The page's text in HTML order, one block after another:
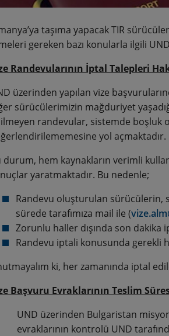
taşıma yapacak TIR
gereken bazı konularla ilgili
Randevularının İptal Talepleri
üzerinden yapılan vize
sürücülerimizin mağduriyet
randevular, sistemde boşluk
yol açmaktadır.
durum, hem kaynakların verimli
yaratmaktadır. Bu nedenle;
Randevu oluşturulan sürücülerin,
sürede tarafımıza mail ile (
Zorunlu haller dışında son dakika
Randevu iptali konusunda gerekli
ki, her zamanında iptal
Başvuru Evraklarının Teslim
UND üzerinden Bulgaristan
evraklarının kontrolü UND